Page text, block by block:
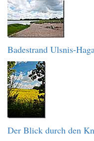
Badestrand Ulsnis-
Der Blick durch den